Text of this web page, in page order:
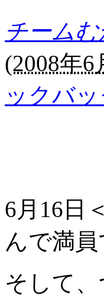
チーム
(2008年6
ックバ
6月16日
んで満員
そして